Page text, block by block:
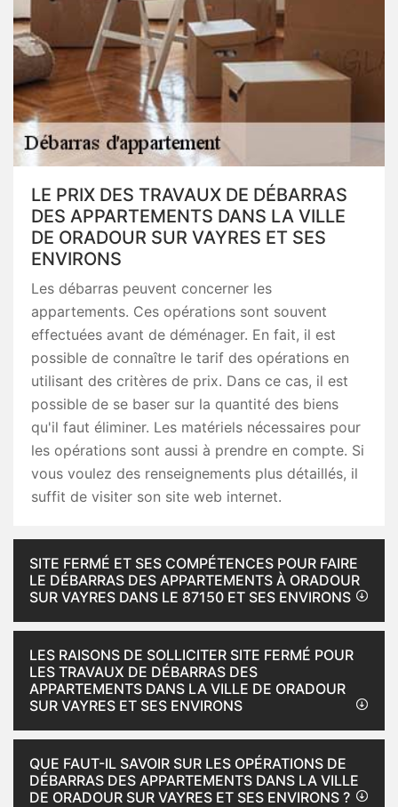
LE PRIX DES TRAVAUX DE DÉBARRAS
DES APPARTEMENTS DANS LA VILLE
DE ORADOUR SUR VAYRES ET SES
ENVIRONS
Les débarras peuvent concerner les
appartements. Ces opérations sont souvent
effectuées avant de déménager. En fait, il est
possible de connaître le tarif des opérations en
utilisant des critères de prix. Dans ce cas, il est
possible de se baser sur la quantité des biens
qu'il faut éliminer. Les matériels nécessaires pour
les opérations sont aussi à prendre en compte. Si
vous voulez des renseignements plus détaillés, il
suffit de visiter son site web internet.
SITE FERMÉ ET SES COMPÉTENCES POUR FAIRE
LE DÉBARRAS DES APPARTEMENTS À ORADOUR
SUR VAYRES DANS LE 87150 ET SES ENVIRONS
LES RAISONS DE SOLLICITER SITE FERMÉ POUR
LES TRAVAUX DE DÉBARRAS DES
APPARTEMENTS DANS LA VILLE DE ORADOUR
SUR VAYRES ET SES ENVIRONS
QUE FAUT-IL SAVOIR SUR LES OPÉRATIONS DE
DÉBARRAS DES APPARTEMENTS DANS LA VILLE
DE ORADOUR SUR VAYRES ET SES ENVIRONS ?